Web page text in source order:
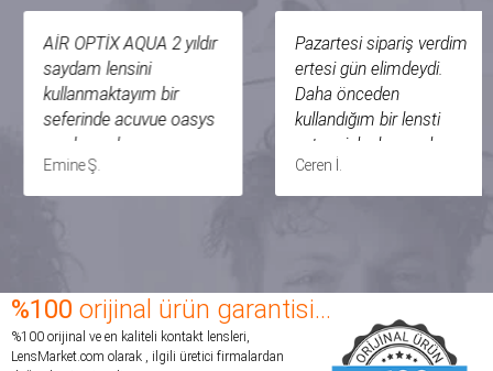
AİR OPTİX AQUA 2 yıldır
saydam lensini
kullanmaktayım bir
seferinde acuvue oasys
markasından
kullanmıştım fakat o
kadar inceydiki en ufak
yaşatıyordu. fakat air
optik aqua gözümde
varlığını hissetmediğim
Emine Ş.
Pazartesi sipariş verdim
ertesi gün elimdeydi.
Daha önceden
kullandığım bir lensti
zaten risk almamak
adına tekrar aynı marka
sipariş ettim. Bu sitede
satın alma deneyimi
yaşadım. Herhangi bir
tereddütüm olmadı
Ceren İ.
%100 orijinal ürün garantisi...
%100 orijinal ve en kaliteli kontakt lensleri,
LensMarket.com olarak , ilgili üretici firmalardan